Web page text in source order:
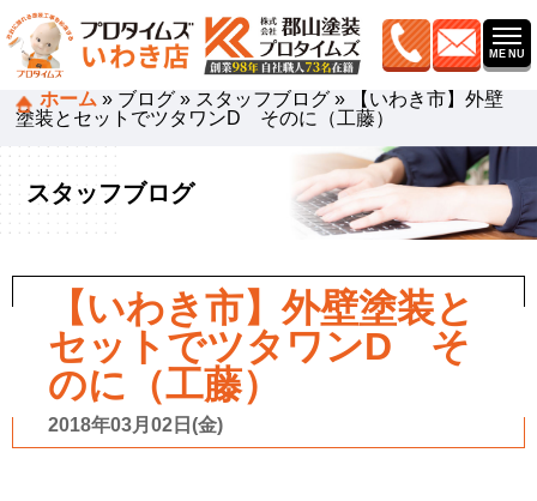
ホーム » ブログ » スタッフブログ »
【いわき市】外壁
塗装とセットでツタワンD そのに（工藤）
スタッフブログ
【いわき市】外壁塗装と
セットでツタワンD そ
のに（工藤）
2018年03月02日(金)